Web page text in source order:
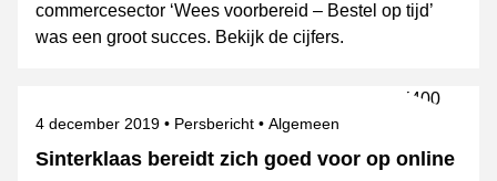
commercesector ‘Wees voorbereid – Bestel op tijd’
was een groot succes. Bekijk de cijfers.
Sinterklaas bereidt zich goed voor op online
Gepubliceerd op
4 december 2019 Categorie
Persbericht Onderwerpen
Algemeen